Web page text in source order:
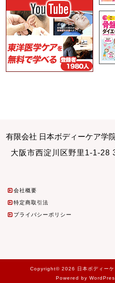
有限会社 日本ボディーケア学
大阪市西淀川区野里1-1-28
会社概要
特定商取引法
プライバシーポリシー
Copyright© 2026 日本ボディー
Powered by